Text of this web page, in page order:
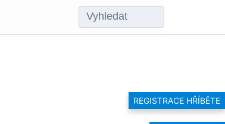
REGISTRACE HŘÍBĚTE